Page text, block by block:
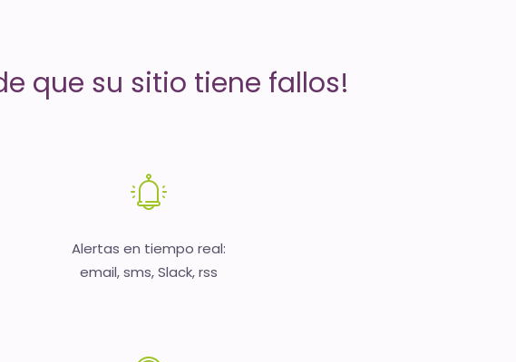
que su sitio tiene fallos!
Alertas en tiempo real:
email, sms, Slack, rss